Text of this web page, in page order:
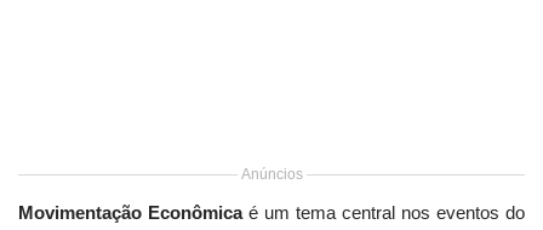
Anúncios
Movimentação Econômicaé um tema central nos eventos do